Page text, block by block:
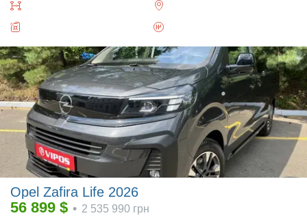
Opel Zafira Life 2026
56 899 $ • 2 535 990 грн